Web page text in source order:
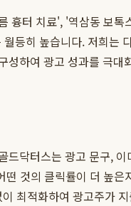
흉터 치료', '역삼동 보
등히 높습니다. 저희는
성하여 광고 성과를 극대
닥터스는 광고 문구,
것의 클릭률이 더 높은
최적화하여 광고주가